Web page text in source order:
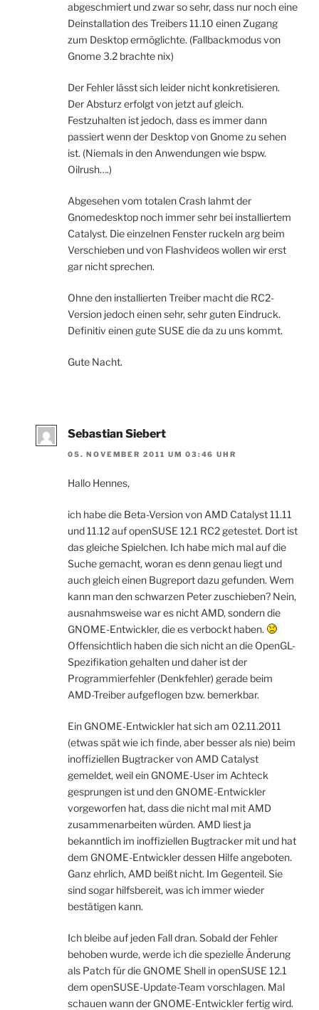
abgeschmiert und zwar so sehr, dass nur noch eine
Deinstallation des Treibers 11.10 einen Zugang
zum Desktop ermöglichte. (Fallbackmodus von
Gnome 3.2 brachte nix)
Der Fehler lässt sich leider nicht konkretisieren.
Der Absturz erfolgt von jetzt auf gleich.
Festzuhalten ist jedoch, dass es immer dann
passiert wenn der Desktop von Gnome zu sehen
ist. (Niemals in den Anwendungen wie bspw.
Oilrush….)
Abgesehen vom totalen Crash lahmt der
Gnomedesktop noch immer sehr bei installiertem
Catalyst. Die einzelnen Fenster ruckeln arg beim
Verschieben und von Flashvideos wollen wir erst
gar nicht sprechen.
Ohne den installierten Treiber macht die RC2-
Version jedoch einen sehr, sehr guten Eindruck.
Definitiv einen gute SUSE die da zu uns kommt.
Gute Nacht.
Sebastian Siebert
05. NOVEMBER 2011 UM 03:46 UHR
Hallo Hennes,
ich habe die Beta-Version von AMD Catalyst 11.11
und 11.12 auf openSUSE 12.1 RC2 getestet. Dort ist
das gleiche Spielchen. Ich habe mich mal auf die
Suche gemacht, woran es denn genau liegt und
auch gleich einen Bugreport dazu gefunden. Wem
kann man den schwarzen Peter zuschieben? Nein,
ausnahmsweise war es nicht AMD, sondern die
GNOME-Entwickler, die es verbockt haben.
Offensichtlich haben die sich nicht an die OpenGL-
Spezifikation gehalten und daher ist der
Programmierfehler (Denkfehler) gerade beim
AMD-Treiber aufgeflogen bzw. bemerkbar.
Ein GNOME-Entwickler hat sich am 02.11.2011
(etwas spät wie ich finde, aber besser als nie) beim
inoffiziellen Bugtracker von AMD Catalyst
gemeldet, weil ein GNOME-User im Achteck
gesprungen ist und den GNOME-Entwickler
vorgeworfen hat, dass die nicht mal mit AMD
zusammenarbeiten würden. AMD liest ja
bekanntlich im inoffiziellen Bugtracker mit und hat
dem GNOME-Entwickler dessen Hilfe angeboten.
Ganz ehrlich, AMD beißt nicht. Im Gegenteil. Sie
sind sogar hilfsbereit, was ich immer wieder
bestätigen kann.
Ich bleibe auf jeden Fall dran. Sobald der Fehler
behoben wurde, werde ich die spezielle Änderung
als Patch für die GNOME Shell in openSUSE 12.1
dem openSUSE-Update-Team vorschlagen. Mal
schauen wann der GNOME-Entwickler fertig wird.